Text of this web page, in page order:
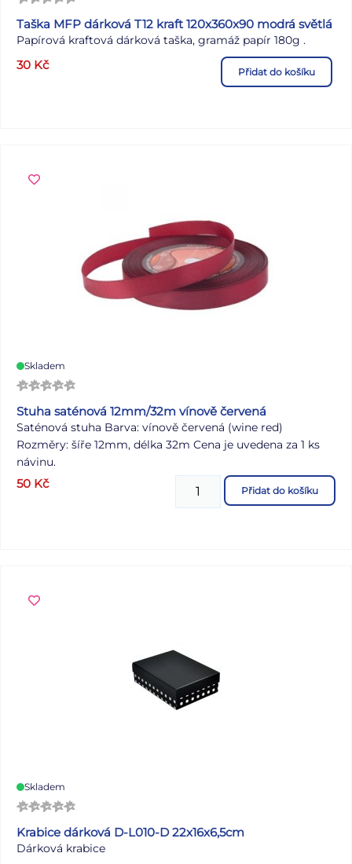
Taška MFP dárková T12 kraft 120x360x90 modrá světlá
Papírová kraftová dárková taška, gramáž papír 180g .
30 Kč Přidat do košíku
Skladem
Stuha saténová 12mm/32m vínově červená
Saténová stuha Barva: vínově červená (wine red)
Rozměry: šíře 12mm, délka 32m Cena je uvedena za 1 ks
návinu.
50 Kč Přidat do košíku
Skladem
Krabice dárková D-L010-D 22x16x6,5cm
Dárková krabice